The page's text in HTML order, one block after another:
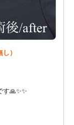
）
🙏✨✨